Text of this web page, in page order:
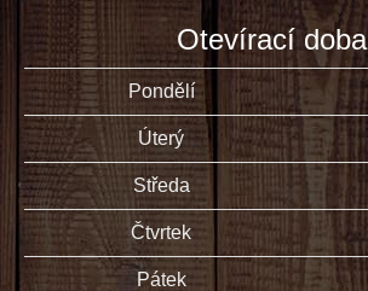
Otevírací doba
Pondělí
Úterý
Středa
Čtvrtek
Pátek